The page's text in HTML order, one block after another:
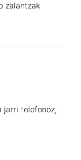
zalantzak
jarri telefonoz,